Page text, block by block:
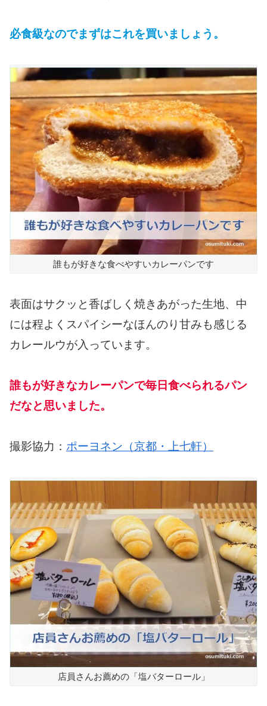
必食級なのでまずはこれを買いましょう。
誰もが好きな食べやすいカレーパンです
表面はサクッと香ばしく焼きあがった生地、中
には程よくスパイシーなほんのり甘みも感じる
カレールウが入っています。
誰もが好きなカレーパンで毎日食べられるパン
だなと思いました。
撮影協力： ポーヨネン（京都・上七軒）
店員さんお薦めの「塩バターロール」